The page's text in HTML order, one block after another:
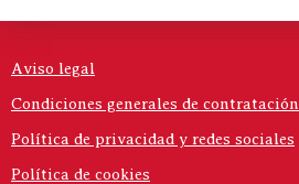
Aviso legal
Condiciones generales de contratación
Política de privacidad y redes sociales
Política de cookies